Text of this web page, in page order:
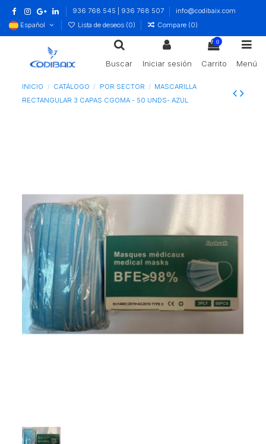
936 768 545 | 936 768 507
info@codibaix.com
Español
Lista de deseos (0) Compare (0)
Buscar Iniciar sesión
0
Carrito Menú
INICIO CATÁLOGO POR SECTOR
MASCARILLA
RECTANGULAR 3 CAPAS CGOMA - 50 UNDS- AZUL